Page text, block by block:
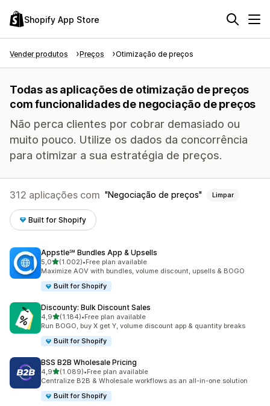
Shopify App Store
Vender produtos Preços Otimização de preços
Todas as aplicações de otimização de preços
com funcionalidades de negociação de preços
Não perca clientes por cobrar demasiado ou
muito pouco. Utilize os dados da concorrência
para otimizar a sua estratégia de preços.
312 aplicações com Negociação de preços Limpar
Built for Shopify
Appstle℠ Bundles App & Upsells
5,0de 5 estrelas
(1.002)
1002 total de avaliações
•Free plan available
Maximize AOV with bundles, volume discount, upsells & BOGO
Built for Shopify
Discounty: Bulk Discount Sales
4,9de 5 estrelas
(1.184)
1184 total de avaliações
•Free plan available
Run BOGO, buy X get Y, volume discount app & quantity breaks
Built for Shopify
BSS B2B Wholesale Pricing
4,9de 5 estrelas
(1.089)
1089 total de avaliações
•Free plan available
Centralize B2B & Wholesale workflows as an all-in-one solution
Built for Shopify